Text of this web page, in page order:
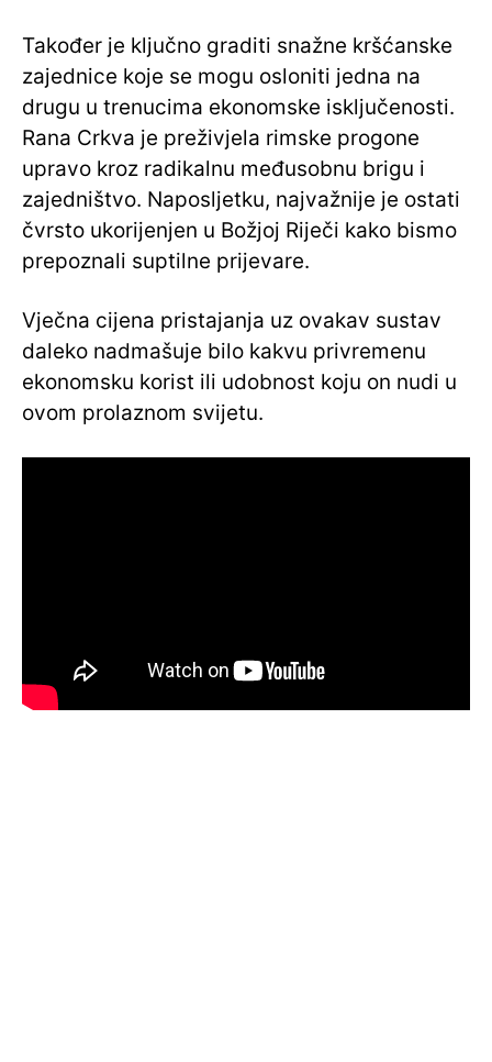
Također je ključno graditi snažne kršćanske
zajednice koje se mogu osloniti jedna na
drugu u trenucima ekonomske isključenosti.
Rana Crkva je preživjela rimske progone
upravo kroz radikalnu međusobnu brigu i
zajedništvo. Naposljetku, najvažnije je ostati
čvrsto ukorijenjen u Božjoj Riječi kako bismo
prepoznali suptilne prijevare.
Vječna cijena pristajanja uz ovakav sustav
daleko nadmašuje bilo kakvu privremenu
ekonomsku korist ili udobnost koju on nudi u
ovom prolaznom svijetu.